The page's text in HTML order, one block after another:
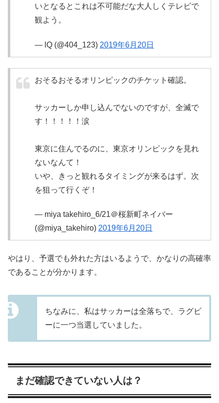
いとなるとこれは不可能だな大人しくテレビで
観よう。
— lQ (@404_123) 2019年6月20日
おそるおそるオリンピックのチケット確認。
サッカーしか申し込んでないのですが、全滅で
す！！！！！涙
東京に住んでるのに、東京オリンピックを見れ
ないなんて！
いや、きっと観れるタイミングが来るはず。次
を狙って行くぞ！
— miya takehiro_6/21＠桜新町ネイバー
(@miya_takehiro) 2019年6月20日
やはり、予選でも外れた方はいるようで、かなりの高確率
であることが分かります。
ちなみに、私はサッカーは全落ちで、ラグビ
ーに一つ当選していました。
まだ確認できていない人は？